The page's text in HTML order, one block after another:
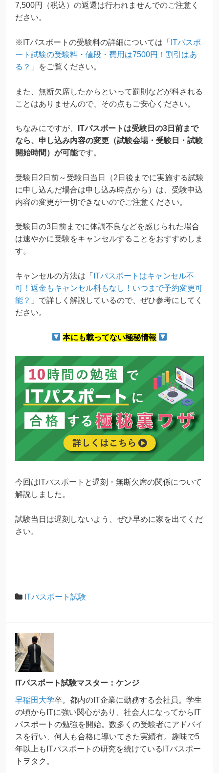
7,500円（税込）の返還は行われませんでのご注意く
ださい。
※ITパスポートの受験料の詳細については「 ITパスポ
ート試験の受験料・値段・費用は7500円！割引はあ
る？ 」をご覧ください。
また、無断欠席したからといって罰則などが科される
ことはありませんので、その点もご安心ください。
ちなみにですが、
ITパスポートは受験日の3日前まで
なら、申し込み内容の変更（試験会場・受験日・試験
開始時間）が可能です。
受験日2日前～受験日当日（2日後までに実施する試験
に申し込んだ場合は申し込み時点から）は、受験申込
内容の変更が一切できないのでご注意ください。
受験日の3日前までに体調不良などを感じられた場合
は速やかに受験をキャンセルすることをおすすめしま
す。
キャンセルの方法は「 ITパスポートはキャンセル不
可！返金もキャンセル料もなし！いつまで予約変更可
能？ 」で詳しく解説しているので、ぜひ参考にしてく
ださい。
本にも載ってない極秘情報
今回はITパスポートと遅刻・無断欠席の関係について
解説しました。
試験当日は遅刻しないよう、ぜひ早めに家を出てくだ
さい。
ITパスポート試験
ITパスポート試験マスター：ケンジ
早稲田大学卒。都内のIT企業に勤務する会社員。学生
の頃からITに強い関心があり、社会人になってからIT
パスポートの勉強を開始。数多くの受験者にアドバイ
スを行い、何人も合格に導いてきた実績有。趣味で5
年以上もITパスポートの研究を続けているITパスポー
トヲタク。